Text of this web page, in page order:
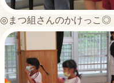
◎まつ組さんのかけっこ